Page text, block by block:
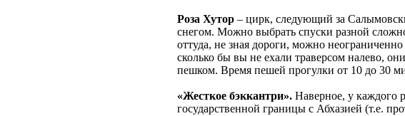
Роза Хутор – цирк, следующий за
снегом. Можно выбрать спуски разной
оттуда, не зная дороги, можно
сколько бы вы не ехали траверсом налево,
пешком. Время пешей прогулки от 10 до 30
«Жесткое бэккантри». Наверное, у каждого
государственной границы с Абхазией (т.е.